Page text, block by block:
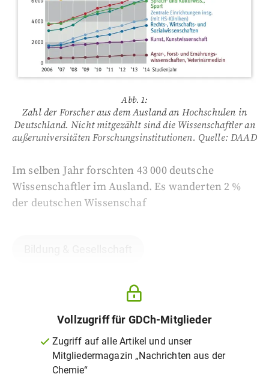
Abb. 1:
Zahl der Forscher aus dem Ausland an Hochschulen in
Deutschland. Nicht mitgezählt sind die Wissenschaftler an
außeruniversitäten Forschungsinstitutionen. Quelle: DAAD
Im selben Jahr forschten 43 000 deutsche
Wissenschaftler im Ausland. Es wanderten 2 %
der deutschen Wissenschaf
Vollzugriff für GDCh-Mitglieder
Zugriff auf alle Artikel und unser
Mitgliedermagazin „Nachrichten aus der
Chemie“